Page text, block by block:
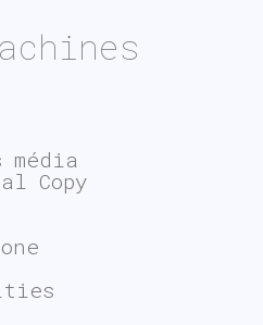
média
Copy